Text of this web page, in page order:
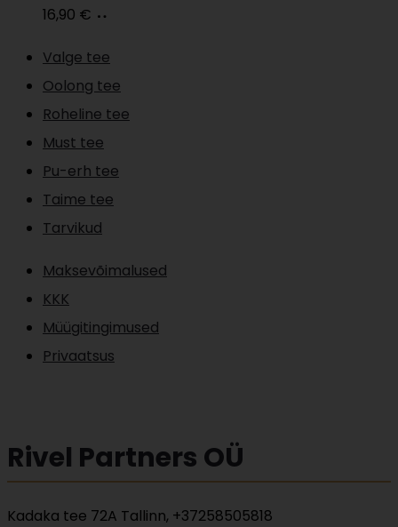
16,90 €
Valge tee
Oolong tee
Roheline tee
Must tee
Pu-erh tee
Taime tee
Tarvikud
Maksevõimalused
KKK
Müügitingimused
Privaatsus
Rivel Partners OÜ
Kadaka tee 72A Tallinn, +37258505818